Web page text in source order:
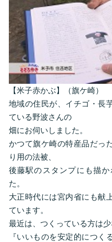
【米子赤かぶ】（旗ケ崎）
地域の住民が、イチゴ・長
ている野波さんの
畑にお伺いしました。
かつて旗ケ崎の特産品だっ
り用の法被、
後藤駅のスタンプにも描
た。
大正時代には宮内省にも献
ています。
最近は、つくっている方は少
『いいものを安定的につく